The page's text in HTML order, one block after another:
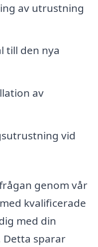
av utrustning
till den nya
av
vid
genom vår
kvalificerade
med din
sparar